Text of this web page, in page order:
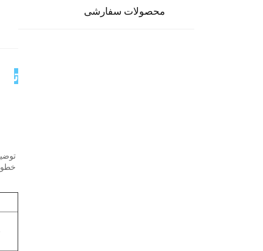
محصولات سفارشی
خطوط لوله × 0.025/35%